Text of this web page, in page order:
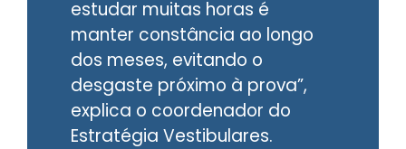
estudar muitas horas é
manter constância ao longo
dos meses, evitando o
desgaste próximo à prova”,
explica o coordenador do
Estratégia Vestibulares.